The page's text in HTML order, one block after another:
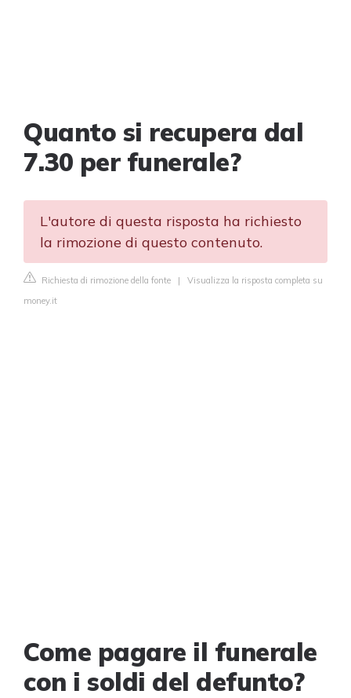
Quanto si recupera dal
7.30 per funerale?
L'autore di questa risposta ha richiesto
la rimozione di questo contenuto.
Richiesta di rimozione della fonte | Visualizza la risposta completa su
money.it
Come pagare il funerale
con i soldi del defunto?